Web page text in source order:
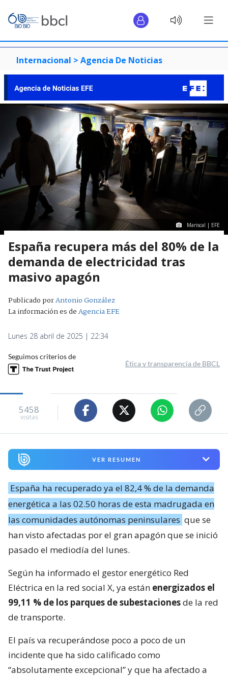
Internacional > Agencia De Noticias
Mariscal | EFE
España recupera más del 80% de la
demanda de electricidad tras
masivo apagón
Publicado porAntonio González
La información es deAgencia EFE
Lunes 28 abril de 2025 | 22:34
Seguimos criterios de
Ética y transparencia de BBCL
5458
visitas
VER RESUMEN
España ha recuperado ya el 82,4 % de la demanda
energética a las 02.50 horas de esta madrugada en
las comunidades autónomas peninsulares que se
han visto afectadas por el gran apagón que se inició
pasado el mediodía del lunes.
Según ha informado el gestor energético Red
Eléctrica en la red social X, ya están energizados el
99,11 % de los parques de subestacionesde la red
de transporte.
El país va recuperándose poco a poco de un
incidente que ha sido calificado como
“absolutamente excepcional” y que ha afectado a